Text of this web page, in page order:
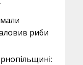
риби